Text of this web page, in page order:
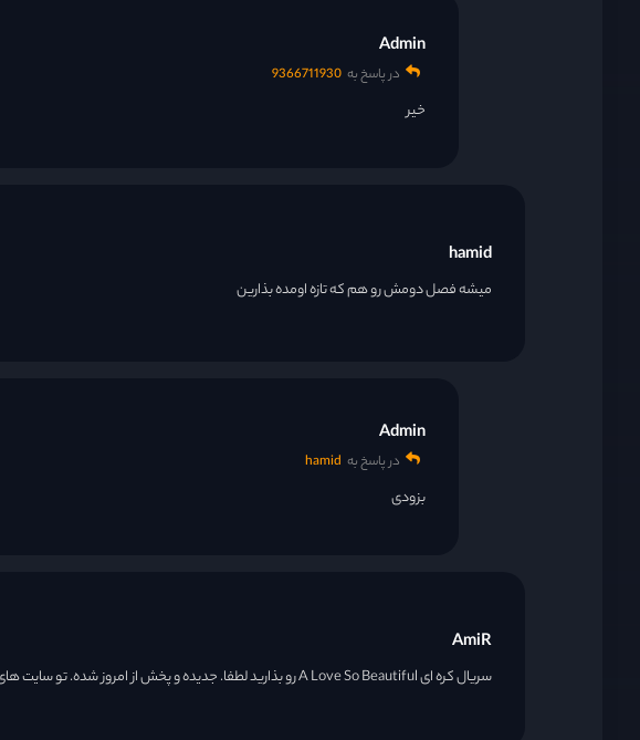
Admin
در پاسخ به 9366711930
خیر
hamid
میشه فصل دومش رو هم که تازه اومده بذارین
Admin
در پاسخ به hamid
بزودی
AmiR
سریال کره ای A Love So Beautiful رو بذارید لطفا. جدیده و پخش از امروز شده. تو سایت های دیگه اومده